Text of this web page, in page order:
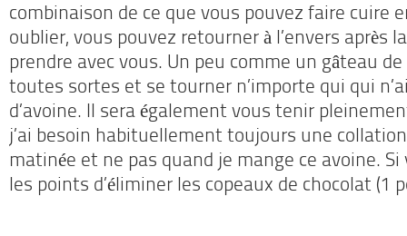
combinaison de ce que vous pouvez faire cuire
oublier, vous pouvez retourner à l’envers après
prendre avec vous. Un peu comme un gâteau de
toutes sortes et se tourner n’importe qui qui
d’avoine. Il sera également vous tenir
j’ai besoin habituellement toujours une
matinée et ne pas quand je mange ce avoine. Si
les points d’éliminer les copeaux de chocolat (1